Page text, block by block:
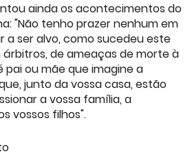
ainda os acontecimentos do
"Não tenho prazer nenhum em
a ser alvo, como sucedeu este
de ameaças de morte à
pai ou mãe que imagine a
junto da vossa casa, estão
a vossa família, a
vossos filhos".